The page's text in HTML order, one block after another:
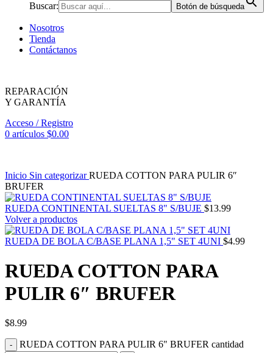
Buscar: Botón de búsqueda
Nosotros
Tienda
Contáctanos
REPARACIÓN
Y GARANTÍA
Acceso / Registro
0 artículos $0.00
Inicio Sin categorizarRUEDA COTTON PARA PULIR 6″
BRUFER
RUEDA CONTINENTAL SUELTAS 8" S/BUJE $13.99
Volver a productos
RUEDA DE BOLA C/BASE PLANA 1,5" SET 4UNI $4.99
RUEDA COTTON PARA
PULIR 6″ BRUFER
$8.99
RUEDA COTTON PARA PULIR 6" BRUFER cantidad